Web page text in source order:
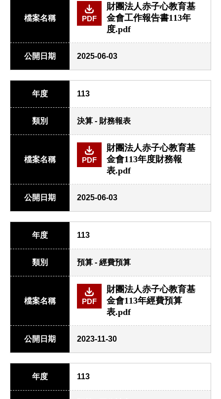
檔案名稱 PDF
財團法人赤子心教育基
金會工作報告書113年
度.pdf
公開日期 2025-06-03
年度 113
類別 決算 - 財務報表
檔案名稱 PDF
財團法人赤子心教育基
金會113年度財務報
表.pdf
公開日期 2025-06-03
年度 113
類別 預算 - 經費預算
檔案名稱 PDF
財團法人赤子心教育基
金會113年經費預算
表.pdf
公開日期 2023-11-30
年度 113